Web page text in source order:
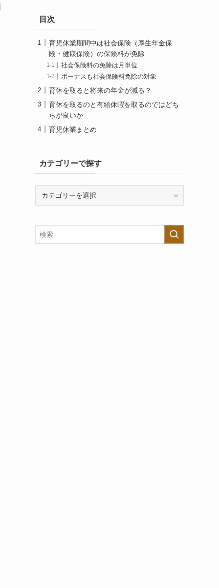
目次
育児休業期間中は社会保険（厚生年金保
険・健康保険）の保険料が免除
社会保険料の免除は月単位
ボーナスも社会保険料免除の対象
育休を取ると将来の年金が減る？
育休を取るのと有給休暇を取るのではどち
らが良いか
育児休業まとめ
カテゴリーで探す
ー
で